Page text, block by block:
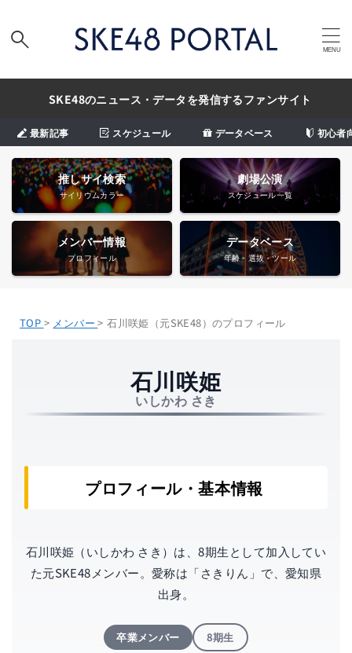
SKE48のニュース・データを発信するファンサイト
最新記事 スケジュール データベース 初心者
推しサイ検索
サイリウムカラー
劇場公演
スケジュール一覧
メンバー情報
プロフィール
データベース
年齢・選抜・ツール
TOP > メンバー > 石川咲姫（元SKE48）のプロフィール
石川咲姫（元SKE48
いしかわ さき
プロフィール・基本情報
石川咲姫（いしかわ さき）は、8期生として加入してい
た元SKE48メンバー。愛称は「さきりん」で、愛知県
出身。
卒業メンバー 8期生